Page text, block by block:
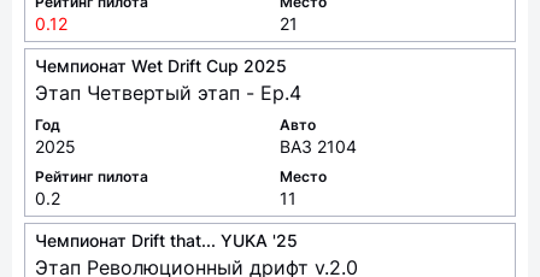
Год
2026
Авто
ВАЗ 2104
Рейтинг пилота
0.12
Место
21
Чемпионат Wet Drift Cup 2025
Этап Четвертый этап - Ep.4
Год
2025
Авто
ВАЗ 2104
Рейтинг пилота
0.2
Место
11